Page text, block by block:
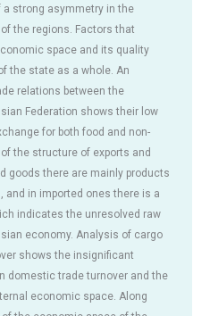
strong asymmetry in the
the regions. Factors that
space and its quality
the state as a whole. An
relations between the
Federation shows their low
for both food and non-
the structure of exports and
goods there are mainly products
in imported ones there is a
indicates the unresolved raw
economy. Analysis of cargo
shows the insignificant
domestic trade turnover and the
economic space. Along